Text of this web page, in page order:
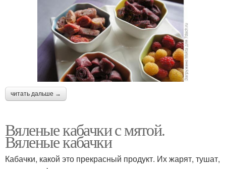
читать дальше →
Вяленые кабачки с мятой.
Вяленые кабачки
Кабачки, какой это прекрасный продукт. Их жарят, тушат,